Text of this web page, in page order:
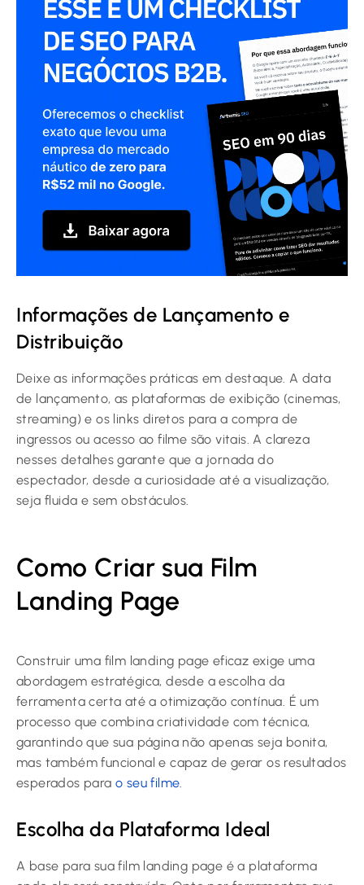
Informações de Lançamento e
Distribuição
Deixe as informações práticas em destaque. A data
de lançamento, as plataformas de exibição (cinemas,
streaming) e os links diretos para a compra de
ingressos ou acesso ao filme são vitais. A clareza
nesses detalhes garante que a jornada do
espectador, desde a curiosidade até a visualização,
seja fluida e sem obstáculos.
Como Criar sua Film
Landing Page
Construir uma film landing page eficaz exige uma
abordagem estratégica, desde a escolha da
ferramenta certa até a otimização contínua. É um
processo que combina criatividade com técnica,
garantindo que sua página não apenas seja bonita,
mas também funcional e capaz de gerar os resultados
esperados parao seu filme.
Escolha da Plataforma Ideal
A base para sua film landing page é a plataforma